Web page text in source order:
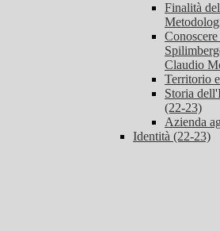
Finalità
Claudio
Territorio
Storia
(22-23)
Azienda
Identità (22-23)